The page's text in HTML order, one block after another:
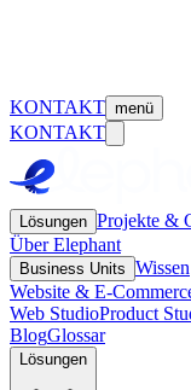
KONTAKT menü
KONTAKT
Lösungen Projekte &
Über Elephant
Business Units Wissen
Website & E-
Web StudioProduct
BlogGlossar
Lösungen